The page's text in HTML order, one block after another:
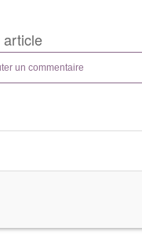
article
un commentaire